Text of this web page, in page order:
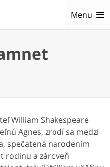
Menu
William Shakespeare
Agnes, zrodí sa medzi
spečatená narodením
rodinu a zároveň